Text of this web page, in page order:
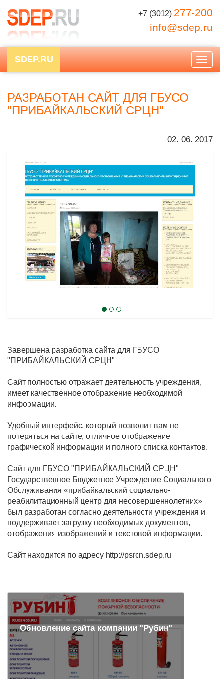
+7 (3012) 277-200
info@sdep.ru
SDEP.RU
РАЗРАБОТАН САЙТ ДЛЯ ГБУСО
"ПРИБАЙКАЛЬСКИЙ СРЦН"
02. 06. 2017
Завершена разработка сайта для ГБУСО
"ПРИБАЙКАЛЬСКИЙ СРЦН"
Сайт полностью отражает деятельность учреждения,
имеет качественное отображение необходимой
информации.
Удобный интерфейс, который позволит вам не
потеряться на сайте, отличное отображение
графической информации и полного списка контактов.
Сайт для ГБУСО "ПРИБАЙКАЛЬСКИЙ СРЦН"
Государственное Бюджетное Учреждение Социального
Обслуживания «прибайкальский социально-
реабилитационный центр для несовершеннолетних»
был разработан согласно деятельности учреждения и
поддерживает загрузку необходимых документов,
отображения изображений и текстовой информации.
Сайт находится по адресу http://psrcn.sdep.ru
Обновление сайта компании "Рубин"